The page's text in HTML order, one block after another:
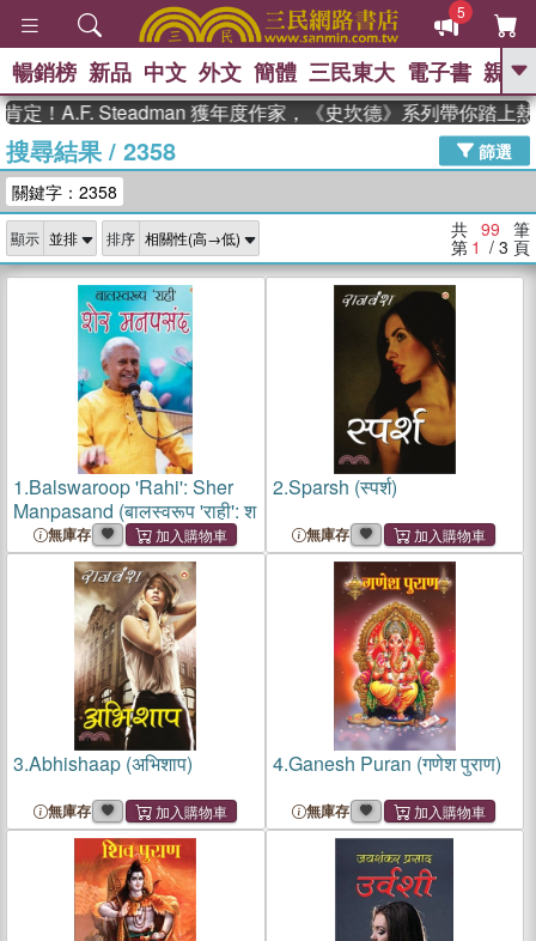
5
GO
The Odyssey 、
父親節 、 如果歷史是一群喵 、 暑期
念華 、 台灣的李登輝時代 、 數學女
孩：黎曼猜想
偉大的迷走神經
暢銷榜 新品 中文 外文 簡體 三民東大 電子書 親子
Steadman 獲年度作家，《史坎德》系列帶你踏上熱血奇
搜尋結果/ 2358
篩選
關鍵字：2358
顯示 排序 共 99 筆
第 1 / 3 頁
1.Balswaroop 'Rahi': Sher
Manpasand (बालस्वरूप 'राही': श
無庫存
2.Sparsh (स्पर्श)
無庫存
3.Abhishaap (अभिशाप)
無庫存
4.Ganesh Puran (गणेश पुराण)
無庫存